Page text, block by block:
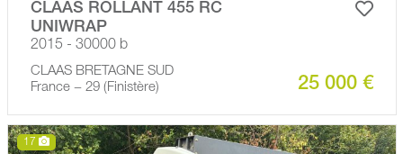
CLAAS ROLLANT 455 RC
UNIWRAP
2015 - 30000 b
CLAAS BRETAGNE SUD
France − 29 (Finistère)
25 000 €
17